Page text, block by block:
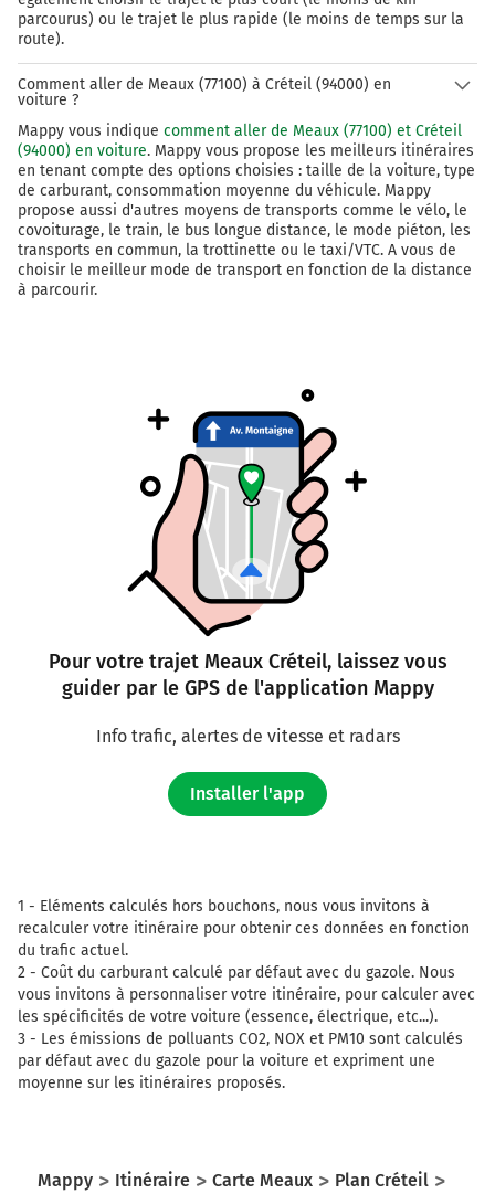
parcourus) ou le trajet le plus rapide (le moins de temps sur la
route).
Comment aller de Meaux (77100) à Créteil (94000) en
voiture ?
Mappy vous indique comment aller de Meaux (77100) et Créteil
(94000) en voiture. Mappy vous propose les meilleurs itinéraires
en tenant compte des options choisies : taille de la voiture, type
de carburant, consommation moyenne du véhicule. Mappy
propose aussi d'autres moyens de transports comme le vélo, le
covoiturage, le train, le bus longue distance, le mode piéton, les
transports en commun, la trottinette ou le taxi/VTC. A vous de
choisir le meilleur mode de transport en fonction de la distance
à parcourir.
Pour votre trajet Meaux Créteil, laissez vous
guider par le GPS de l'application Mappy
Info trafic, alertes de vitesse et radars
Installer l'app
1 - Eléments calculés hors bouchons, nous vous invitons à
recalculer votre itinéraire pour obtenir ces données en fonction
du trafic actuel.
2 - Coût du carburant calculé par défaut avec du gazole. Nous
vous invitons à personnaliser votre itinéraire, pour calculer avec
les spécificités de votre voiture (essence, électrique, etc...).
3 - Les émissions de polluants CO2, NOX et PM10 sont calculés
par défaut avec du gazole pour la voiture et expriment une
moyenne sur les itinéraires proposés.
Mappy Itinéraire Carte Meaux
Plan Créteil